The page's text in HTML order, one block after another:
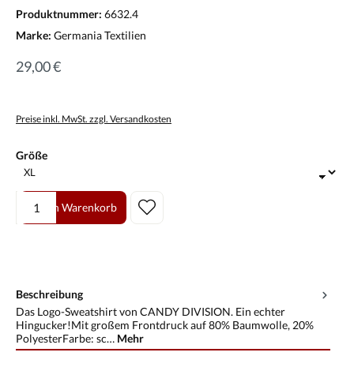
Produktnummer: 6632.4
Marke: Germania Textilien
29,00 €
Preise inkl. MwSt. zzgl. Versandkosten
Größeauswählen
Produkt Anzahl: Gib den gewünschten Wert ein oder benutze die
In den Warenkorb
Beschreibung
Das Logo-Sweatshirt von CANDY DIVISION. Ein echter
Hingucker!Mit großem Frontdruck auf 80% Baumwolle, 20%
PolyesterFarbe: sc… Mehr